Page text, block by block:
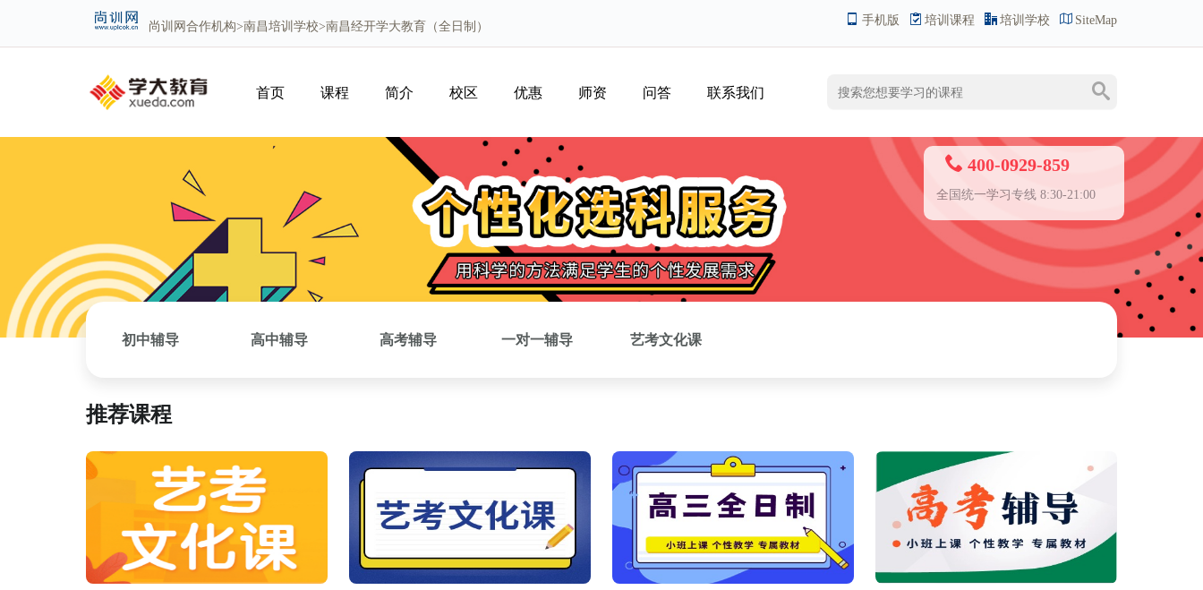
手机版 培训课程 培训学校 SiteMap
尚训网 合作机构>南昌培训学校>南昌经开学大教育（全日制）
首页 课程 简介 校区 优惠 师资 问答 联系我们
400-0929-859
全国统一学习专线 8:30-21:00
初中辅导 高中辅导 高考辅导 一对一辅导 艺考文化课
推荐课程